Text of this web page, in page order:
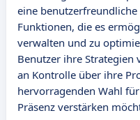
eine
Funktionen, die es
verwalten und zu
Benutzer ihre Strategien
an Kontrolle über ihre
hervorragenden Wahl
Präsenz verstärken